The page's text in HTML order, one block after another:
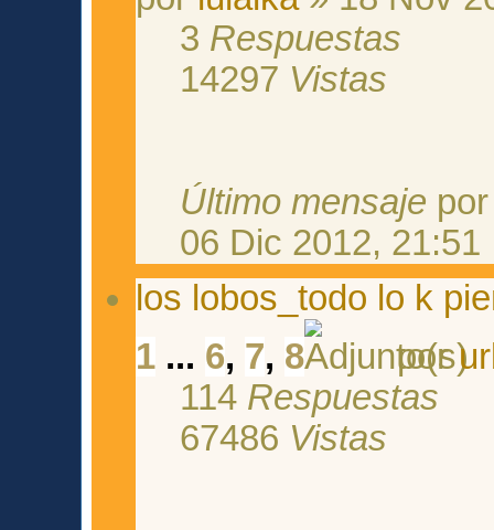
3 Respuestas
14297 Vistas
Último mensaje
06 Dic 2012, 21:51
los lobos_todo lo k
1 ... 6, 7, 8 por
114 Respuestas
67486 Vistas